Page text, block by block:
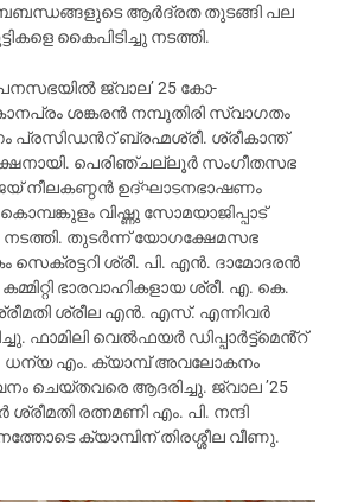
ആർദ്രത തുടങ്ങി പല
കൈപിടിച്ചു നടത്തി.
ജ്വാല’ 25 കോ-
ശങ്കരൻ നമ്പൂതിരി സ്വാഗതം
ബ്രഹ്മശ്രീ. ശ്രീകാന്ത്
പെരിഞ്ചല്ലൂർ സംഗീതസഭ
നീലകണ്ഠൻ ഉദ്ഘാടനഭാഷണം
വിഷ്ണു സോമയാജിപ്പാട്
തുടർന്ന് യോഗക്ഷേമസഭ
ശ്രീ. പി. എൻ. ദാമോദരൻ
ഭാരവാഹികളായ ശ്രീ. എ. കെ.
ശ്രീല എൻ. എസ്. എന്നിവർ
ഫാമിലി വെൽഫയർ ഡിപ്പാർട്ട്മെൻ്റ്
ധന്യ എം. ക്യാമ്പ് അവലോകനം
ചെയ്തവരെ ആദരിച്ചു. ജ്വാല ’25
രത്നമണി എം. പി. നന്ദി
ക്യാമ്പിന് തിരശ്ശീല വീണു.